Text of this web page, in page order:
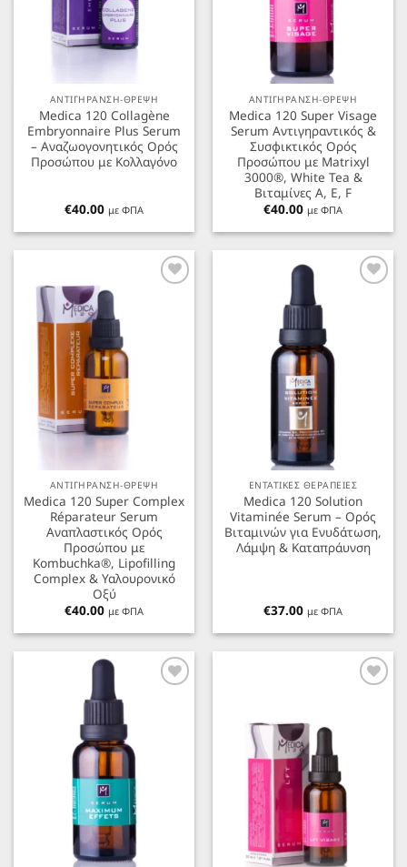
ΑΝΤΙΓΗΡΑΝΣΗ-ΘΡΕΨΗ
Medica 120 Collagène
Embryonnaire Plus Serum
– Αναζωογονητικός Ορός
Προσώπου με Κολλαγόνο
€40.00 με ΦΠΑ
ΑΝΤΙΓΗΡΑΝΣΗ-ΘΡΕΨΗ
Medica 120 Super Visage
Serum Αντιγηραντικός &
Συσφικτικός Ορός
Προσώπου με Matrixyl
3000®, White Tea &
Βιταμίνες A, E, F
€40.00 με ΦΠΑ
Προσθήκη
ΑΝΤΙΓΗΡΑΝΣΗ-ΘΡΕΨΗ
Medica 120 Super Complex
Réparateur Serum
Αναπλαστικός Ορός
Προσώπου με
Kombuchka®, Lipofilling
Complex & Υαλουρονικό
Οξύ
€40.00 με ΦΠΑ
Προσθήκη
ΕΝΤΑΤΙΚΕΣ ΘΕΡΑΠΕΙΕΣ
Medica 120 Solution
Vitaminée Serum – Ορός
Βιταμινών για Ενυδάτωση,
Λάμψη & Καταπράυνση
€37.00 με ΦΠΑ
Προσθήκη
Προσθήκη